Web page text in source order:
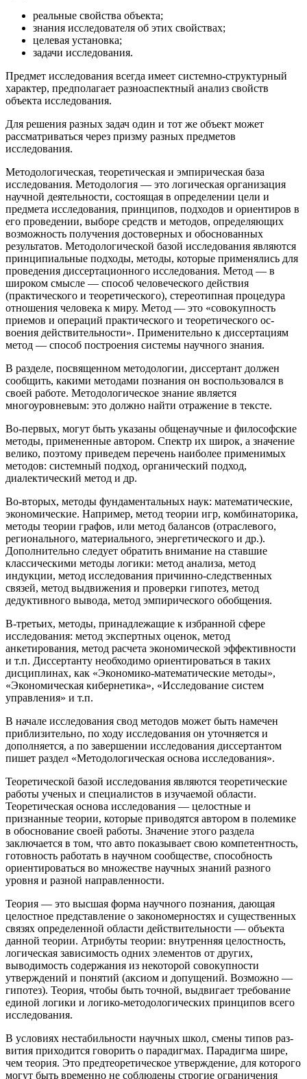
реальные свойства объекта;
знания исследователя об этих свойствах;
целевая установка;
задачи исследования.
Предмет исследования всегда имеет системно-структурный
характер, предполагает разноаспектный анализ свойств
объекта исследования.
Для решения разных задач один и тот же объект может
рассматриваться через призму разных предметов
исследования.
Методологическая, теоретическая и эмпирическая база
исследо­вания. Методология — это логическая организация
научной дея­тельности, состоящая в определении цели и
предмета исследо­вания, принципов, подходов и ориентиров в
его проведении, выборе средств и методов, определяющих
возможность получе­ния достоверных и обоснованных
результатов. Методологичес­кой базой исследования являются
принципиальные подходы, ме­тоды, которые применялись для
проведения диссертационного исследования. Метод — в
широком смысле — способ человече­ского действия
(практического и теоретического), стереотипная процедура
отношения человека к миру. Метод — это «совокуп­ность
приемов и операций практического и теоретического ос­
воения действительности». Применительно к диссертациям
ме­тод — способ построения системы научного знания.
В разделе, посвященном методологии, диссертант должен
сообщить, какими методами познания он воспользовался в
своей работе. Методологическое знание является
многоуровневым: это должно найти отражение в тексте.
Во-первых, могут быть указаны общенаучные и философские
методы, примененные автором. Спектр их широк, а значение
велико, поэтому приведем перечень наиболее применимых
методов: системный подход, органический подход,
диалектический метод и др.
Во-вторых, методы фундаментальных наук: математические,
экономические. Например, метод теории игр, комбинаторика,
методы теории графов, или метод балансов (отраслевого,
регионального, материального, энергетического и др.).
Дополнительно следует обратить внимание на ставшие
классическими методы логики: метод анализа, метод
индукции, метод исследования причинно-следственных
связей, метод выдвижения и проверки гипотез, метод
дедуктивного вывода, метод эмпирического обобщения.
В-третьих, методы, принадлежащие к избранной сфере
исследования: метод экспертных оценок, метод
анкетирования, метод расчета экономической эффективности
и т.п. Диссертанту необходимо ориентироваться в таких
дисциплинах, как «Экономико-математические методы»,
«Экономическая кибернетика», «Исследование систем
управления» и т.п.
В начале исследования свод методов может быть намечен
приблизительно, по ходу исследования он уточняется и
дополняется, а по завершении исследования диссертантом
пишет раздел «Методологическая основа исследования».
Теоретической базой исследования являются теоретические
работы ученых и специалистов в изучаемой области.
Теоретическая основа исследования — целостные и
признанные теории, которые приводятся автором в полемике
в обоснование своей работы. Значение этого раздела
заключается в том, что авто показывает свою компетентность,
готовность работать в научном сообществе, способность
ориентироваться во множестве научных знаний разного
уровня и разной направленности.
Теория — это высшая форма научного познания, дающая
целостное представление о закономерностях и существенных
связях определенной области действительности — объекта
данной теории. Атрибуты теории: внутренняя целостность,
логическая зависимость одних элементов от других,
выводимость содержа­ния из некоторой совокупности
утверждений и понятий (акси­ом и допущений. Возможно —
гипотез). Теория, чтобы быть точной, выдвигает требование
единой логики и логико-методо­логических принципов всего
исследования.
В условиях нестабильности научных школ, смены типов раз­
вития приходится говорить о парадигмах. Парадигма шире,
чем теория. Это предтеоретическое утверждение, для которого
могут быть временно не соблюдены строгие ограничения